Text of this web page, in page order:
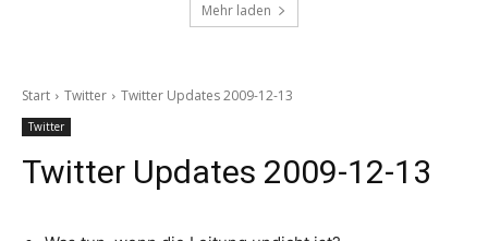
Mehr laden